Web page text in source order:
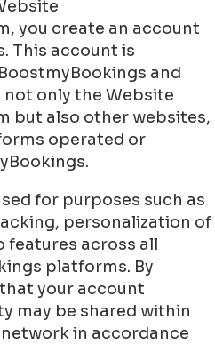
you create an account
This account is
and
not only the Website
but also other websites,
operated or
for purposes such as
personalization of
features across all
platforms. By
your account
may be shared within
in accordance